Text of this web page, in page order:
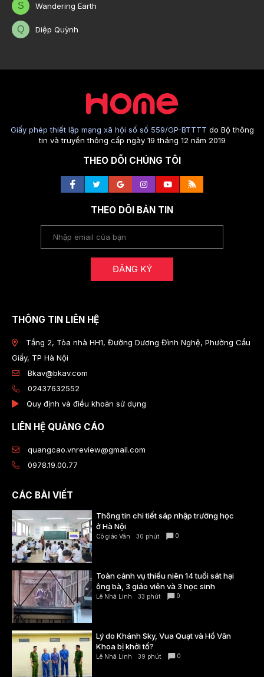
S Wandering Earth
Q Diệp Quỳnh
Giấy phép thiết lập mạng xã hội số số 559/GP-BTTTT do Bộ thông
tin và truyền thông cấp ngày 19 tháng 12 năm 2019
THEO DÕI CHÚNG TÔI
THEO DÕI BẢN TIN
ĐĂNG KÝ
THÔNG TIN LIÊN HỆ
Tầng 2, Tòa nhà HH1, Đường Dương Đình Nghệ, Phường Cầu
Giấy, TP Hà Nội
Bkav@bkav.com
02437632552
Quy định và điều khoản sử dụng
LIÊN HỆ QUẢNG CÁO
quangcao.vnreview@gmail.com
0978.19.00.77
CÁC BÀI VIẾT
Thông tin chi tiết sáp nhập trường học
ở Hà Nội
Cô giáo Vân 30 phút 0
Toàn cảnh vụ thiếu niên 14 tuổi sát hại
ông bà, 3 giáo viên và 3 học sinh
Lê Nhã Linh 33 phút 0
Lý do Khánh Sky, Vua Quạt và Hồ Văn
Khoa bị khởi tố?
Lê Nhã Linh 39 phút 0